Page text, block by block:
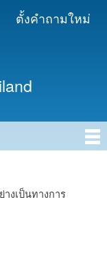
ตั้งคำถามใหม่
งเป็นทางการ